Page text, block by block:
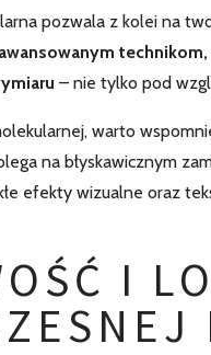
pozwala z kolei na
– nie tylko pod
warto
na błyskawicznym
efekty wizualne oraz
I